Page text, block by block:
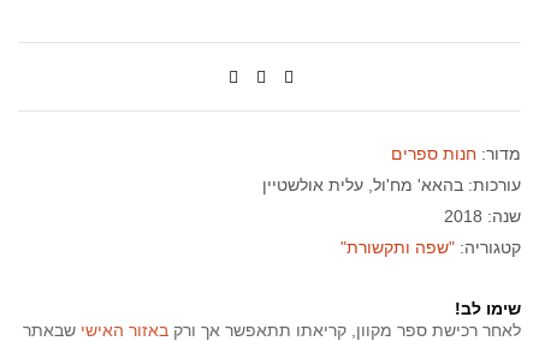
מדור: חנות ספרים
עורכות: בהאא' מח'ול עלית אולשטיין
שנה: 2018
קטגוריה: "שפה ותקשורת"
שימו לב!
לאחר רכישת ספר מקוון, קריאתו תתאפשר אך ורק באזור האישי שבאתר